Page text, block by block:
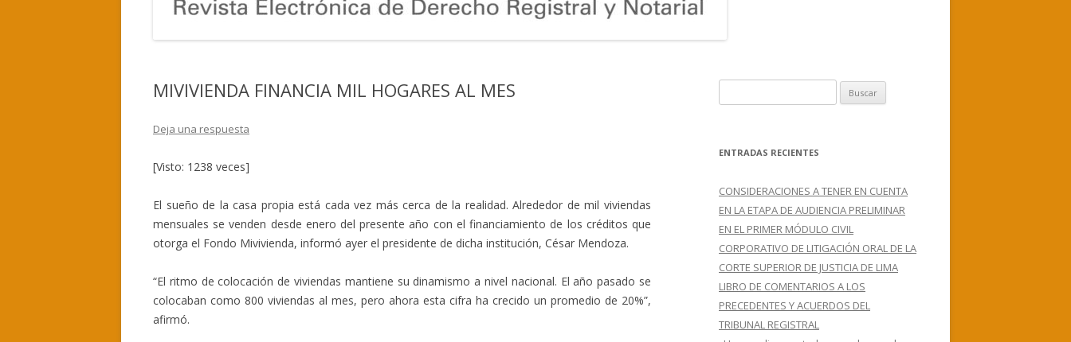
MIVIVIENDA FINANCIA MIL HOGARES AL MES
Deja una respuesta
[Visto: 1238 veces]
El sueño de la casa propia está cada vez más cerca de la realidad. Alrededor de mil viviendas
mensuales se venden desde enero del presente año con el financiamiento de los créditos que
otorga el Fondo Mivivienda, informó ayer el presidente de dicha institución, César Mendoza.
“El ritmo de colocación de viviendas mantiene su dinamismo a nivel nacional. El año pasado se
colocaban como 800 viviendas al mes, pero ahora esta cifra ha crecido un promedio de 20%”,
afirmó.
u
c
r
:
ENTRADAS RECIENTES
CONSIDERACIONES A TENER EN CUENTA
EN LA ETAPA DE AUDIENCIA PRELIMINAR
EN EL PRIMER MÓDULO CIVIL
CORPORATIVO DE LITIGACIÓN ORAL DE LA
CORTE SUPERIOR DE JUSTICIA DE LIMA
LIBRO DE COMENTARIOS A LOS
PRECEDENTES Y ACUERDOS DEL
TRIBUNAL REGISTRAL